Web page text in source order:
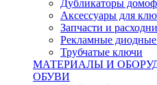
Дубликаторы
Аксессуары для
Запчасти и
Рекламные
Трубчатые ключи
МАТЕРИАЛЫ И
ОБУВИ